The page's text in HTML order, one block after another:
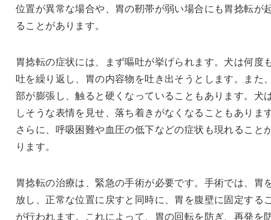
位置が異常な場合や、胃の靭帯が弱い場合にも胃捻転が
ることがあります。
胃捻転の症状には、まず嘔吐が挙げられます。犬は何度
吐を繰り返し、胃の内容物を吐き出そうとします。また
部が膨張し、触ると硬くなっていることもあります。犬
しそうな表情を見せ、落ち着きがなくなることもありま
さらに、呼吸困難や血圧の低下などの症状も現れること
ります。
胃捻転の治療は、緊急の手術が必要です。手術では、胃
放し、正常な位置に戻すと同時に、胃を腹壁に固定する
が行われます。これによって、胃の回転を防ぎ、再発を